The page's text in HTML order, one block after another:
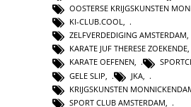
OOSTERSE KRIJGSKUNSTEN
KI-CLUB.COOL,
ZELFVERDEDIGING AMSTERDAM,
KARATE JUF THERESE ZOEKENDE,
KARATE OEFENEN,
GELE SLIP
JKA
KRIJGSKUNSTEN
SPORT CLUB AMSTERDAM